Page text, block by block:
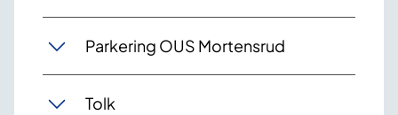
Parkering OUS Mortensrud
Tolk